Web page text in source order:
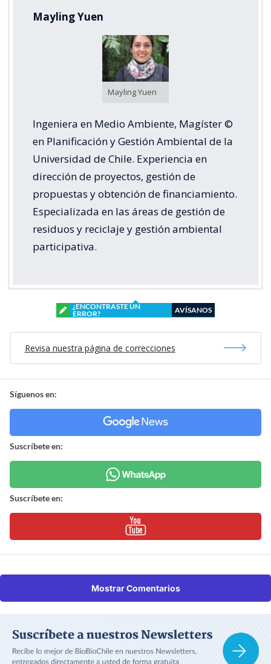
Mayling Yuen
Mayling Yuen
Ingeniera en Medio Ambiente, Magíster ©
en Planificación y Gestión Ambiental de la
Universidad de Chile. Experiencia en
dirección de proyectos, gestión de
propuestas y obtención de financiamiento.
Especializada en las áreas de gestión de
residuos y reciclaje y gestión ambiental
participativa.
¿ENCONTRASTE UN
ERROR?
AVÍSANOS
Revisa nuestra página de correcciones
Síguenos en:
Suscríbete en:
Suscríbete en:
Mostrar Comentarios